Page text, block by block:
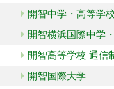
開智中学・高等学校
開智横浜国際中学
開智高等学校 通信
開智国際大学